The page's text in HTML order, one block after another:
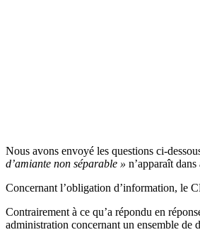
Nous avons envoyé les questions ci-
d’amiante non séparable » n’apparaît
Concernant l’obligation d’information, le
Contrairement à ce qu’a répondu en
administration concernant un ensemble de